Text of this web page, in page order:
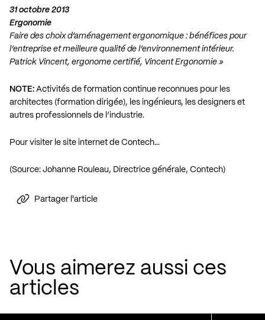
31 octobre 2013
Ergonomie
Faire des choix d’aménagement ergonomique : bénéfices pour
l’entreprise et meilleure qualité de l’environnement intérieur.
Patrick Vincent, ergonome certifié, Vincent Ergonomie »
NOTE: Activités de formation continue reconnues pour les
architectes (formation dirigée), les ingénieurs, les designers et
autres professionnels de l’industrie.
Pour visiter le site internet de Contech…
(Source: Johanne Rouleau, Directrice générale, Contech)
Partager l'article
Vous aimerez aussi ces
articles